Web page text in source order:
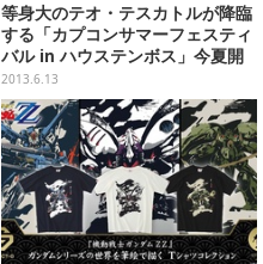
等身大のテオ・テスカトルが降臨
する「カプコンサマーフェスティ
バル in ハウステンボス」今夏開
催
2013.6.13